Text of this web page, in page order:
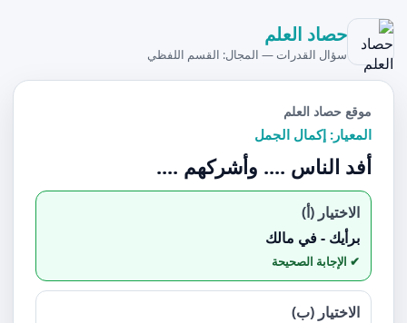
حصاد العلم
سؤال القدرات — المجال: القسم اللفظي
موقع حصاد العلم
المعيار: إكمال الجمل
أفد الناس .... وأشركهم ....
الاختيار (أ)
برأيك - في مالك
الاختيار (ب)